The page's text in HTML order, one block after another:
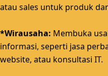
atau sales untuk produk
*Wirausaha: Membuka
informasi, seperti jasa
website, atau konsultasi IT.